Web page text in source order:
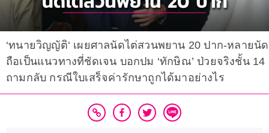
‘ทนายวิญญัติ‘ เผยศาลนัดไต่สวนพยาน 20 ปาก-หลายนัด
ถือเป็นแนวทางที่ชัดเจน บอกปม ‘ทักษิณ’ ป่วยจริงชั้น 14
ถามกลับ กรณีใบเสร็จค่ารักษาถูกได้มาอย่างไร